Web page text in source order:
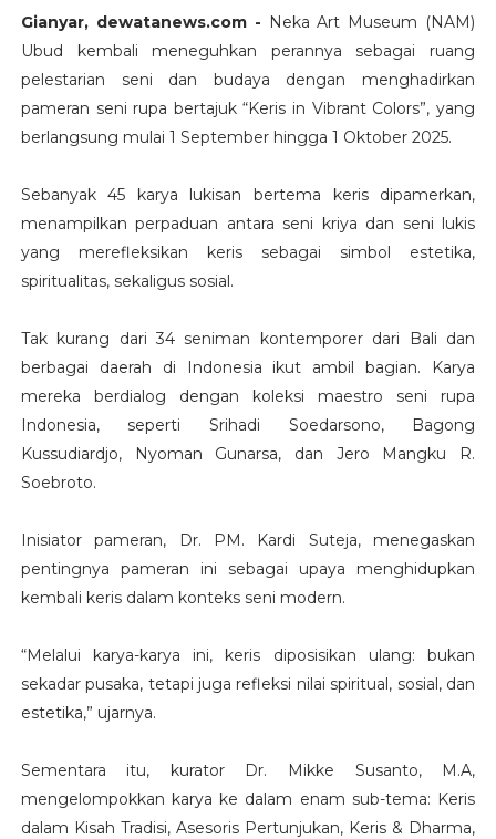
Gianyar, dewatanews.com - Neka Art Museum (NAM)
Ubud kembali meneguhkan perannya sebagai ruang
pelestarian seni dan budaya dengan menghadirkan
pameran seni rupa bertajuk “Keris in Vibrant Colors”, yang
berlangsung mulai 1 September hingga 1 Oktober 2025.
Sebanyak 45 karya lukisan bertema keris dipamerkan,
menampilkan perpaduan antara seni kriya dan seni lukis
yang merefleksikan keris sebagai simbol estetika,
spiritualitas, sekaligus sosial.
Tak kurang dari 34 seniman kontemporer dari Bali dan
berbagai daerah di Indonesia ikut ambil bagian. Karya
mereka berdialog dengan koleksi maestro seni rupa
Indonesia, seperti Srihadi Soedarsono, Bagong
Kussudiardjo, Nyoman Gunarsa, dan Jero Mangku R.
Soebroto.
Inisiator pameran, Dr. PM. Kardi Suteja, menegaskan
pentingnya pameran ini sebagai upaya menghidupkan
kembali keris dalam konteks seni modern.
“Melalui karya-karya ini, keris diposisikan ulang: bukan
sekadar pusaka, tetapi juga refleksi nilai spiritual, sosial, dan
estetika,” ujarnya.
Sementara itu, kurator Dr. Mikke Susanto, M.A,
mengelompokkan karya ke dalam enam sub-tema: Keris
dalam Kisah Tradisi, Asesoris Pertunjukan, Keris & Dharma,